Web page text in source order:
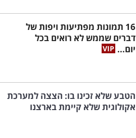
16 תמונות מפתיעות ויפות של
דברים שממש לא רואים בכל
יום...
הטבע שלא זכינו בו: הצצה למערכת
אקולוגית שלא קיימת בארצנו